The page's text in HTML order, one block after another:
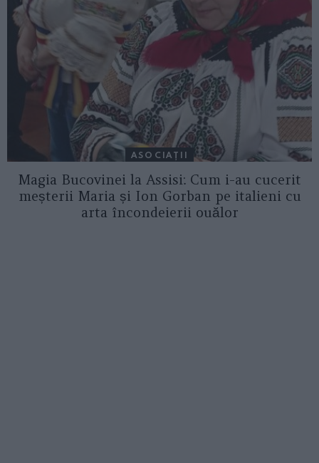
ASOCIAŢII
Magia Bucovinei la Assisi: Cum i-au cucerit
meșterii Maria și Ion Gorban pe italieni cu
arta încondeierii ouălor